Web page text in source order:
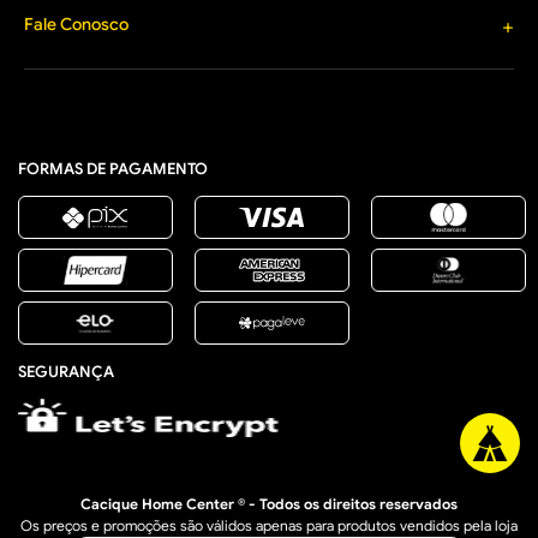
Segurança e Privacidade
Formas de Pagamento
Política Comercial de
Retire na Loja
Fale Conosco +
FORMAS DE PAGAMENTO
SEGURANÇA
Cacique Home Center ® - Todos os direitos reservados
Os preços e promoções são válidos apenas para produtos vendidos pela loja